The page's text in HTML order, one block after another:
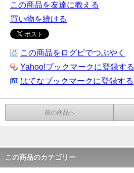
この商品を友達に教える
買い物を続ける
この商品をログピでつぶやく
Yahoo!ブックマークに登録する
はてなブックマークに登録する
前の商品へ
この商品のカテゴリー